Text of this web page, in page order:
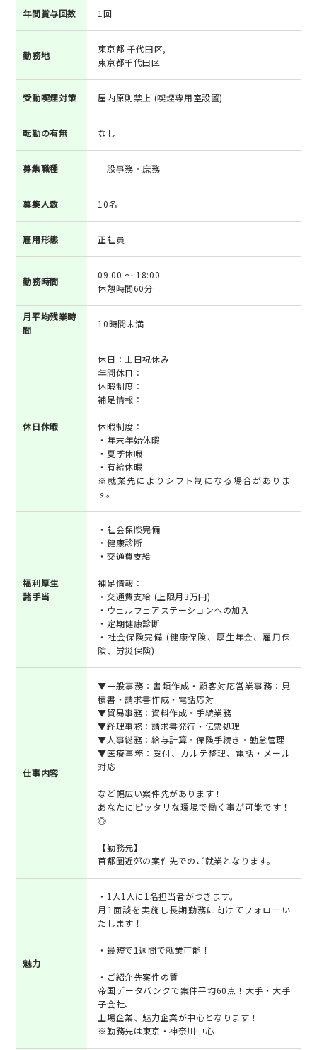
年間賞与回数 1回
勤務地
東京都 千代田区,
東京都千代田区
受動喫煙対策 屋内原則禁止 (喫煙専用室設置)
転勤の有無 なし
募集職種 一般事務・庶務
募集人数 10名
雇用形態 正社員
勤務時間
09:00 ～ 18:00
休憩時間60分
月平均残業時
間
10時間未満
休日休暇
休日：土日祝休み
年間休日：
休暇制度：
補足情報：
休暇制度：
・年末年始休暇
・夏季休暇
・有給休暇
※就業先によりシフト制になる場合がありま
す。
福利厚生
諸手当
・社会保険完備
・健康診断
・交通費支給
補足情報：
・交通費支給 (上限月3万円)
・ウェルフェアステーションへの加入
・定期健康診断
・社会保険完備 (健康保険、厚生年金、雇用保
険、労災保険)
仕事内容
▼一般事務：書類作成・顧客対応営業事務：見
積書・請求書作成・電話応対
▼貿易事務：資料作成・手続業務
▼経理事務：請求書発行・伝票処理
▼人事総務：給与計算・保険手続き・勤怠管理
▼医療事務：受付、カルテ整理、電話・メール
対応
など幅広い案件先があります！
あなたにピッタリな環境で働く事が可能です！
◎
【勤務先】
首都圏近郊の案件先でのご就業となります。
魅力
・1人1人に1名担当者がつきます。
月1面談を実施し長期勤務に向けてフォローい
たします！
・最短で1週間で就業可能！
・ご紹介先案件の質
帝国データバンクで案件平均60点！大手・大手
子会社、
上場企業、魅力企業が中心となります！
※勤務先は東京・神奈川中心